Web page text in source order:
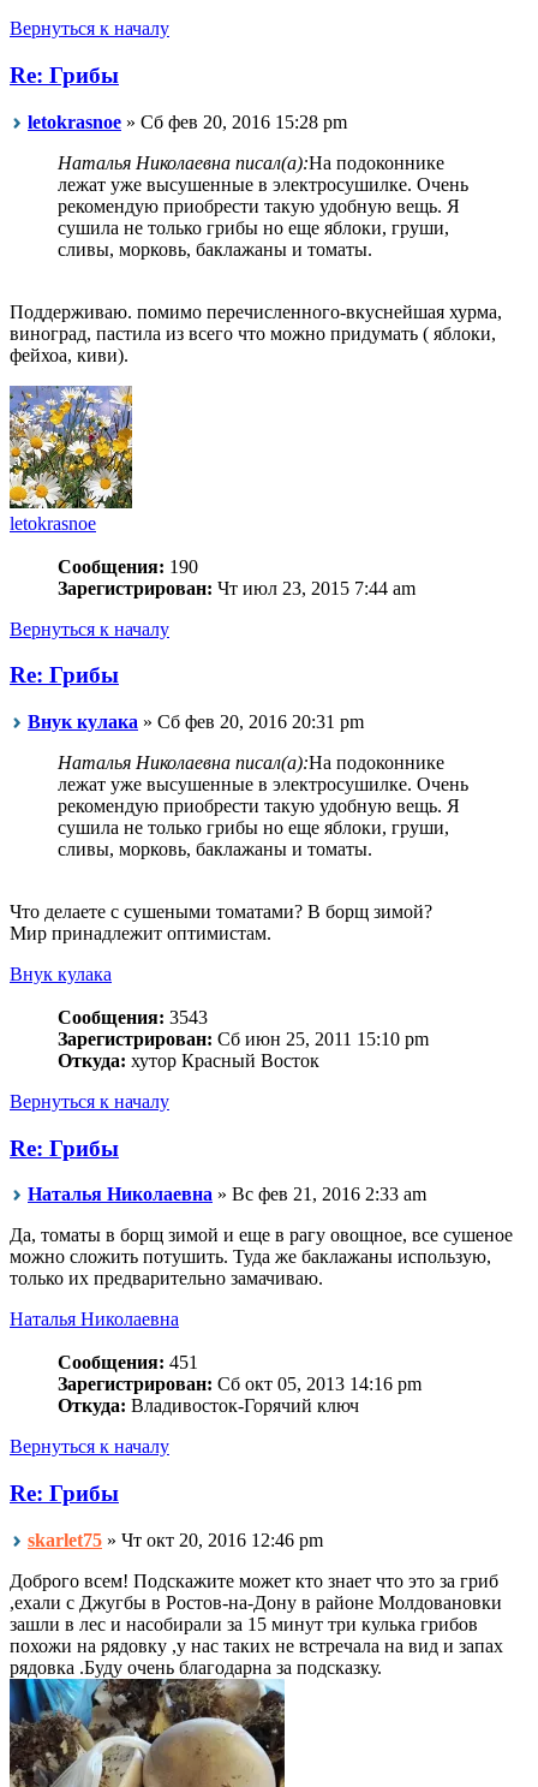
Вернуться к началу
Re: Грибы
letokrasnoe » Сб фев 20, 2016 15:28 pm
Наталья Николаевна писал(а):На подоконнике
лежат уже высушенные в электросушилке. Очень
рекомендую приобрести такую удобную вещь. Я
сушила не только грибы но еще яблоки, груши,
сливы, морковь, баклажаны и томаты.
Поддерживаю. помимо перечисленного-вкуснейшая хурма,
виноград, пастила из всего что можно придумать ( яблоки,
фейхоа, киви).
letokrasnoe
Сообщения: 190
Зарегистрирован: Чт июл 23, 2015 7:44 am
Вернуться к началу
Re: Грибы
Внук кулака » Сб фев 20, 2016 20:31 pm
Наталья Николаевна писал(а):На подоконнике
лежат уже высушенные в электросушилке. Очень
рекомендую приобрести такую удобную вещь. Я
сушила не только грибы но еще яблоки, груши,
сливы, морковь, баклажаны и томаты.
Что делаете с сушеными томатами? В борщ зимой?
Мир принадлежит оптимистам.
Внук кулака
Сообщения: 3543
Зарегистрирован: Сб июн 25, 2011 15:10 pm
Откуда: хутор Красный Восток
Вернуться к началу
Re: Грибы
Наталья Николаевна » Вс фев 21, 2016 2:33 am
Да, томаты в борщ зимой и еще в рагу овощное, все сушеное
можно сложить потушить. Туда же баклажаны использую,
только их предварительно замачиваю.
Наталья Николаевна
Сообщения: 451
Зарегистрирован: Сб окт 05, 2013 14:16 pm
Откуда: Владивосток-Горячий ключ
Вернуться к началу
Re: Грибы
skarlet75 » Чт окт 20, 2016 12:46 pm
Доброго всем! Подскажите может кто знает что это за гриб
,ехали с Джугбы в Ростов-на-Дону в районе Молдовановки
зашли в лес и насобирали за 15 минут три кулька грибов
похожи на рядовку ,у нас таких не встречала на вид и запах
рядовка .Буду очень благодарна за подсказку.